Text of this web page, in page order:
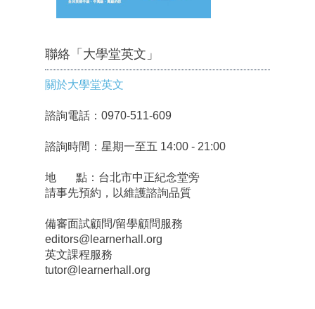
聯絡「大學堂英文」
關於大學堂英文
諮詢電話：0970-511-609
諮詢時間：星期一至五 14:00 - 21:00
地 點：台北市中正紀念堂旁
請事先預約，以維護諮詢品質
備審面試顧問/留學顧問服務
editors@learnerhall.org
英文課程服務
tutor@learnerhall.org